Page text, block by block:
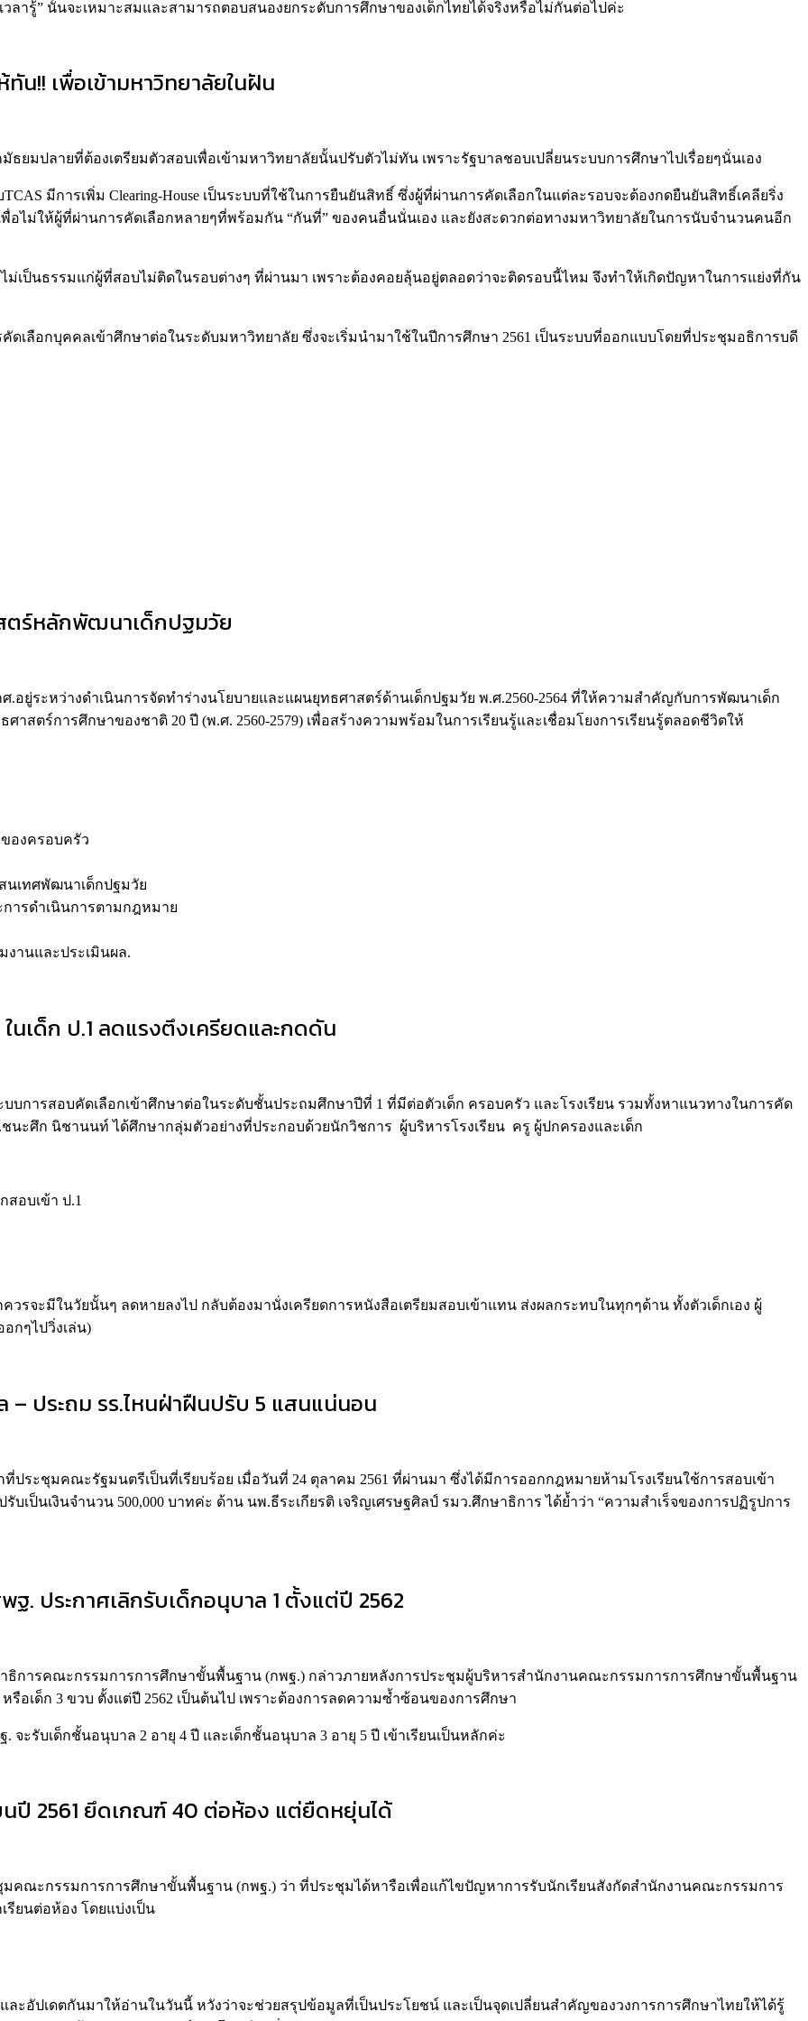
เวลารู้” นั้นจะเหมาะสมและสามารถตอบสนองยกระดับการศึกษาของเด็กไทยได้จริงหรือไม่กันต่อไปค่ะ
น!! เพื่อเข้ามหาวิทยาลัยในฝัน
ยมปลายที่ต้องเตรียมตัวสอบเพื่อเข้ามหาวิทยาลัยนั้นปรับตัวไม่ทัน เพราะรัฐบาลชอบเปลี่ยนระบบการศึกษาไปเรื่อยๆนั่นเอง
มีการเพิ่ม Clearing-House เป็นระบบที่ใช้ในการยืนยันสิทธิ์ ซึ่งผู้ที่ผ่านการคัดเลือกในแต่ละรอบจะต้องกดยืนยันสิทธิ์เคลียริ่ง
พื่อไม่ให้ผู้ที่ผ่านการคัดเลือกหลายๆที่พร้อมกัน “กันที่” ของคนอื่นนั่นเอง และยังสะดวกต่อทางมหาวิทยาลัยในการนับจำนวนคนอีก
ม่เป็นธรรมแก่ผู้ที่สอบไม่ติดในรอบต่างๆ ที่ผ่านมา เพราะต้องคอยลุ้นอยู่ตลอดว่าจะติดรอบนี้ไหม จึงทำให้เกิดปัญหาในการแย่งที่กัน
ารคัดเลือกบุคคลเข้าศึกษาต่อในระดับมหาวิทยาลัย ซึ่งจะเริ่มนำมาใช้ในปีการศึกษา 2561 เป็นระบบที่ออกแบบโดยที่ประชุมอธิการบดี
ตร์หลักพัฒนาเด็กปฐมวัย
.อยู่ระหว่างดำเนินการจัดทำร่างนโยบายและแผนยุทธศาสตร์ด้านเด็กปฐมวัย พ.ศ.2560-2564 ที่ให้ความสำคัญกับการพัฒนาเด็ก
ตร์การศึกษาของชาติ 20 ปี (พ.ศ. 2560-2579) เพื่อสร้างความพร้อมในการเรียนรู้และเชื่อมโยงการเรียนรู้ตลอดชีวิตให้
องครอบครัว
นเทศพัฒนาเด็กปฐมวัย
การดำเนินการตามกฎหมาย
งานและประเมินผล.
นเด็ก ป.1 ลดแรงตึงเครียดและกดดัน
บบการสอบคัดเลือกเข้าศึกษาต่อในระดับชั้นประถมศึกษาปีที่ 1 ที่มีต่อตัวเด็ก ครอบครัว และโรงเรียน รวมทั้งหาแนวทางในการคัด
นะศึก นิชานนท์ ได้ศึกษากลุ่มตัวอย่างที่ประกอบด้วยนักวิชการ ผู้บริหารโรงเรียน ครู ผู้ปกครองและเด็ก
สอบเข้า ป.1
รจะมีในวัยนั้นๆ ลดหายลงไป กลับต้องมานั่งเครียดการหนังสือเตรียมสอบเข้าแทน ส่งผลกระทบในทุกๆด้าน ทั้งตัวเด็กเอง ผู้
กๆไปวิ่งเล่น)
– ประถม รร.ไหนฝ่าฝืนปรับ 5 แสนแน่นอน
ระชุมคณะรัฐมนตรีเป็นที่เรียบร้อย เมื่อวันที่ 24 ตุลาคม 2561 ที่ผ่านมา ซึ่งได้มีการออกกฎหมายห้ามโรงเรียนใช้การสอบเข้า
เป็นเงินจำนวน 500,000 บาทค่ะ ด้าน นพ.ธีระเกียรติ เจริญเศรษฐศิลป์ รมว.ศึกษาธิการ ได้ย้ำว่า “ความสำเร็จของการปฏิรูปการ
. ประกาศเลิกรับเด็กอนุบาล 1 ตั้งแต่ปี 2562
าธิการคณะกรรมการการศึกษาขั้นพื้นฐาน (กพฐ.) กล่าวภายหลังการประชุมผู้บริหารสำนักงานคณะกรรมการการศึกษาขั้นพื้นฐาน
รือเด็ก 3 ขวบ ตั้งแต่ปี 2562 เป็นต้นไป เพราะต้องการลดความซ้ำซ้อนของการศึกษา
ะรับเด็กชั้นอนุบาล 2 อายุ 4 ปี และเด็กชั้นอนุบาล 3 อายุ 5 ปี เข้าเรียนเป็นหลักค่ะ
ปี 2561 ยึดเกณฑ์ 40 ต่อห้อง แต่ยืดหยุ่นได้
มคณะกรรมการการศึกษาขั้นพื้นฐาน (กพฐ.) ว่า ที่ประชุมได้หารือเพื่อแก้ไขปัญหาการรับนักเรียนสังกัดสำนักงานคณะกรรมการ
ยนต่อห้อง โดยแบ่งเป็น
ละอัปเดตกันมาให้อ่านในวันนี้ หวังว่าจะช่วยสรุปข้อมูลที่เป็นประโยชน์ และเป็นจุดเปลี่ยนสำคัญของวงการการศึกษาไทยให้ได้รู้